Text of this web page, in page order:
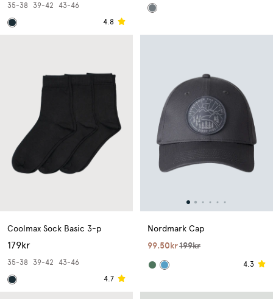
35-38 39-42
43-46
4.8
Coolmax Sock Basic 3-p
179kr
35-38 39-42
43-46
4.7
Nordmark Cap
99.50kr199kr
4.3